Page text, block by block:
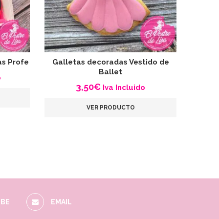
Profe
Galletas decoradas Vestido de
Ballet
3,50€ Iva Incluido
VER PRODUCTO
EMAIL